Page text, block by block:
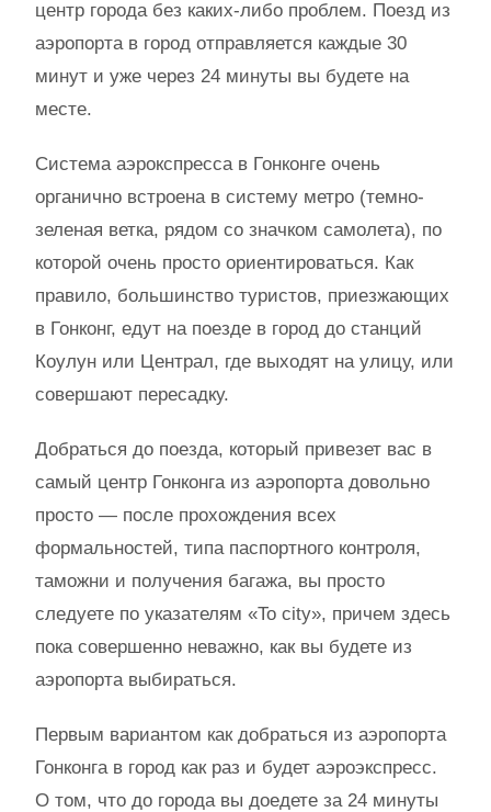
центр города без каких-либо проблем. Поезд из
аэропорта в город отправляется каждые 30
минут и уже через 24 минуты вы будете на
месте.
Система аэрокспресса в Гонконге очень
органично встроена в систему метро (темно-
зеленая ветка, рядом со значком самолета), по
которой очень просто ориентироваться. Как
правило, большинство туристов, приезжающих
в Гонконг, едут на поезде в город до станций
Коулун или Централ, где выходят на улицу, или
совершают пересадку.
Добраться до поезда, который привезет вас в
самый центр Гонконга из аэропорта довольно
просто — после прохождения всех
формальностей, типа паспортного контроля,
таможни и получения багажа, вы просто
следуете по указателям «To city», причем здесь
пока совершенно неважно, как вы будете из
аэропорта выбираться.
Первым вариантом как добраться из аэропорта
Гонконга в город как раз и будет аэроэкспресс.
О том, что до города вы доедете за 24 минуты